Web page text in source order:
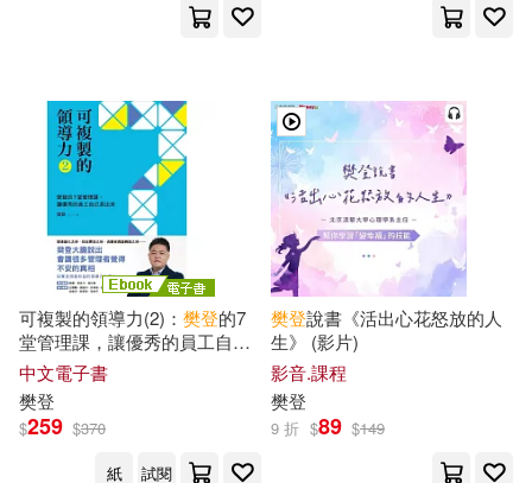
可複製的領導力(2)： 樊登的7
堂管理課，讓優秀的員工自己
長出來 (電子書)
中文電子書
樊登
$259 $370
紙
試閱
樊登說書《活出心花怒放的人
生》 (影片)
影音.課程
樊登
9 折 $89 $149